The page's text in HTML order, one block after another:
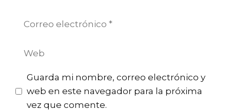
Correo
Web
Guarda mi nombre, correo electrónico y
web en este navegador para la próxima
vez que comente.